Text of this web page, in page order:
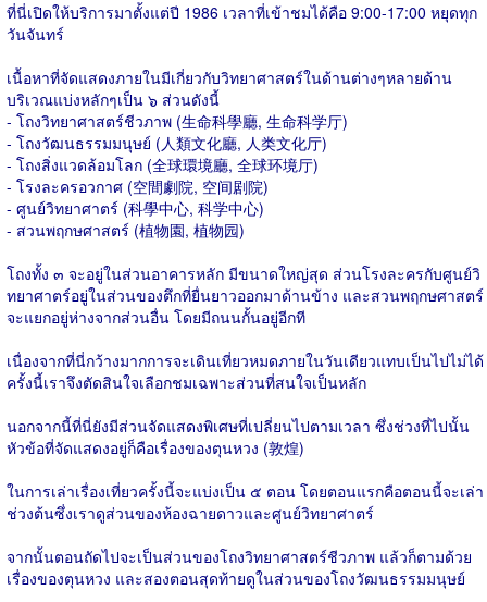
ที่นี่เปิดให้บริการมาตั้งแต่ปี 1986 เวลาที่เข้าชมได้คือ 9:00-17:00 หยุดทุก
วันจันทร์
เนื้อหาที่จัดแสดงภายในมีเกี่ยวกับวิทยาศาสตร์ในด้านต่างๆหลายด้าน
บริเวณแบ่งหลักๆเป็น ๖ ส่วนดังนี้
- โถงวิทยาศาสตร์ชีวภาพ (生命科學廳, 生命科学厅)
- โถงวัฒนธรรมมนุษย์ (人類文化廳, 人类文化厅)
- โถงสิ่งแวดล้อมโลก (全球環境廳, 全球环境厅)
- โรงละครอวกาศ (空間劇院, 空间剧院)
- ศูนย์วิทยาศาตร์ (科學中心, 科学中心)
- สวนพฤกษศาสตร์ (植物園, 植物园)
โถงทั้ง ๓ จะอยู่ในส่วนอาคารหลัก มีขนาดใหญ่สุด ส่วนโรงละครกับศูนย์วิ
ทยาศาตร์อยู่ในส่วนของตึกที่ยื่นยาวออกมาด้านข้าง และสวนพฤกษศาสตร์
จะแยกอยู่ห่างจากส่วนอื่น โดยมีถนนกั้นอยู่อีกที
เนื่องจากที่นี่กว้างมากการจะเดินเที่ยวหมดภายในวันเดียวแทบเป็นไปไม่ได้
ครั้งนี้เราจึงตัดสินใจเลือกชมเฉพาะส่วนที่สนใจเป็นหลัก
นอกจากนี้ที่นี่ยังมีส่วนจัดแสดงพิเศษที่เปลี่ยนไปตามเวลา ซึ่งช่วงที่ไปนั้น
หัวข้อที่จัดแสดงอยู่ก็คือเรื่องของตุนหวง (敦煌)
ในการเล่าเรื่องเที่ยวครั้งนี้จะแบ่งเป็น ๕ ตอน โดยตอนแรกคือตอนนี้จะเล่า
ช่วงต้นซึ่งเราดูส่วนของห้องฉายดาวและศูนย์วิทยาศาตร์
จากนั้นตอนถัดไปจะเป็นส่วนของโถงวิทยาศาสตร์ชีวภาพ แล้วก็ตามด้วย
เรื่องของตุนหวง และสองตอนสุดท้ายดูในส่วนของโถงวัฒนธรรมมนุษย์